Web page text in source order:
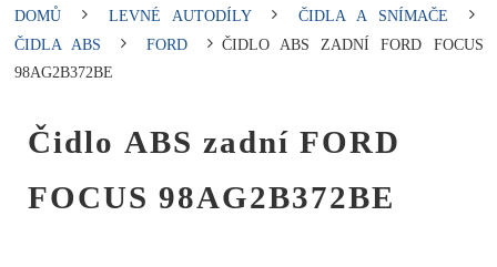
DOMŮ LEVNÉ AUTODÍLY
ČIDLA A SNÍMAČE
ČIDLA ABS
FORD
ČIDLO ABS ZADNÍ FORD FOCUS
98AG2B372BE
Čidlo ABS zadní FORD
FOCUS 98AG2B372BE